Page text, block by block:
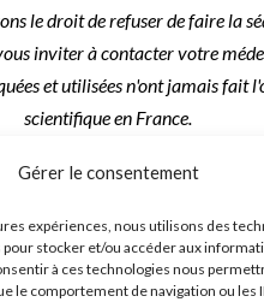
Gérer le consentement
expériences, nous utilisons des
stocker et/ou accéder aux
à ces technologies nous
le comportement de navigation ou les
le droit de refuser de faire la
inviter à contacter votre
et utilisées n'ont jamais fait
scientifique en France.
l'auteur indiqué, du créateur du
et Isabelle Girard.